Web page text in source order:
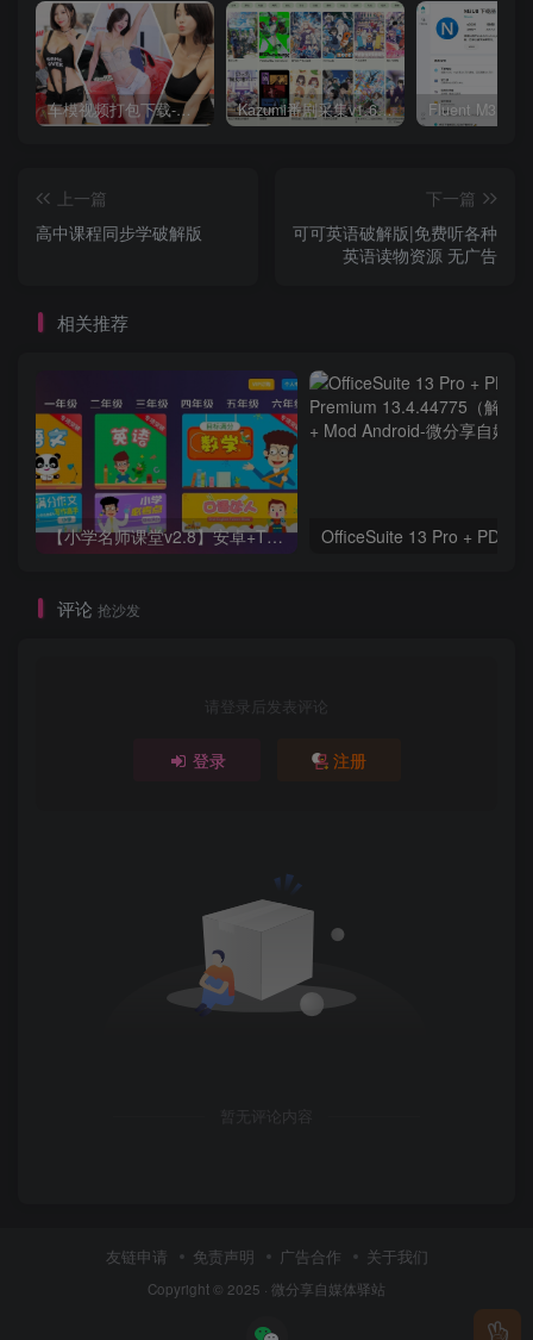
车模视频打包下载-高清无水印版 Kazumi番剧采集v1.6.9：支持自定义规则+在线观看+弹幕，跨平台下载
上一篇
高中课程同步学破解版
下一篇
可可英语破解版|免费听各种
英语读物资源 无广告
相关推荐
【小学名师课堂v2.8】安卓+TV 无需登入
评论 抢沙发
请登录后发表评论
登录 注册
暂无评论内容
友链申请 免责声明 广告合作 关于我们
Copyright © 2025 · 微分享自媒体驿站